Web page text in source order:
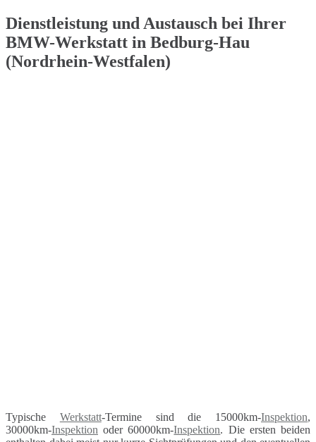
Dienstleistung und Austausch bei Ihrer
BMW-Werkstatt in Bedburg-Hau
(Nordrhein-Westfalen)
Typische Werkstatt-Termine sind die 15000km-Inspektion,
30000km-Inspektion oder 60000km-Inspektion. Die ersten beiden